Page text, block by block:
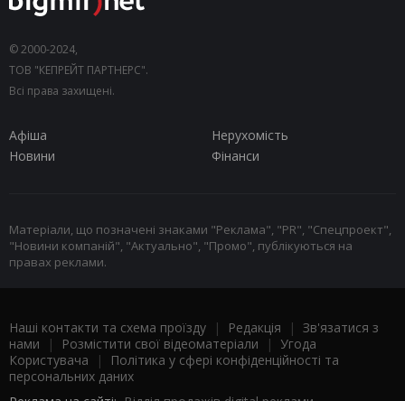
© 2000-2024,
ТОВ "КЕПРЕЙТ ПАРТНЕРС".
Всі права захищені.
Афіша
Нерухомість
Новини
Фінанси
Матеріали, що позначені знаками "Реклама", "PR", "Спецпроект",
"Новини компаній", "Актуально", "Промо", публікуються на
правах реклами.
Наші контакти та схема проїзду | Редакція | Зв'язатися з
нами | Розмістити свої відеоматеріали | Угода
Користувача |
Політика у сфері конфіденційності та
персональних даних